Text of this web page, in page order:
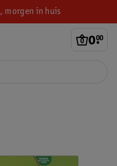
morgen in huis
0.
00